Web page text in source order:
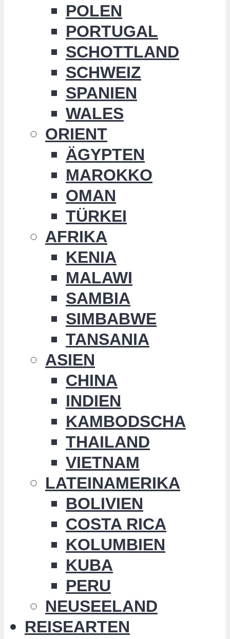
POLEN
PORTUGAL
SCHOTTLAND
SCHWEIZ
SPANIEN
WALES
ORIENT
ÄGYPTEN
MAROKKO
OMAN
TÜRKEI
AFRIKA
KENIA
MALAWI
SAMBIA
SIMBABWE
TANSANIA
ASIEN
CHINA
INDIEN
KAMBODSCHA
THAILAND
VIETNAM
LATEINAMERIKA
BOLIVIEN
COSTA RICA
KOLUMBIEN
KUBA
PERU
NEUSEELAND
REISEARTEN